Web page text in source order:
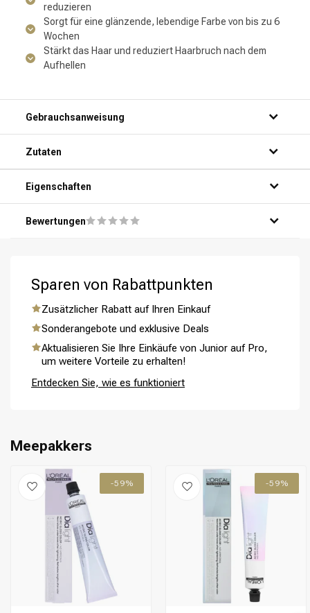
reduzieren
Sorgt für eine glänzende, lebendige Farbe von bis zu 6
Wochen
Stärkt das Haar und reduziert Haarbruch nach dem
Aufhellen
Gebrauchsanweisung
Zutaten
Eigenschaften
Bewertungen
Sparen von Rabattpunkten
Zusätzlicher Rabatt auf Ihren Einkauf
Sonderangebote und exklusive Deals
Aktualisieren Sie Ihre Einkäufe von Junior auf Pro,
um weitere Vorteile zu erhalten!
Entdecken Sie, wie es funktioniert
Meepakkers
-59% -59%